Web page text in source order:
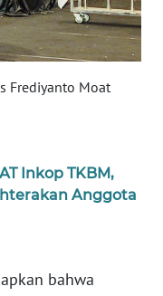
Frediyanto Moat
Inkop TKBM,
Anggota
bahwa